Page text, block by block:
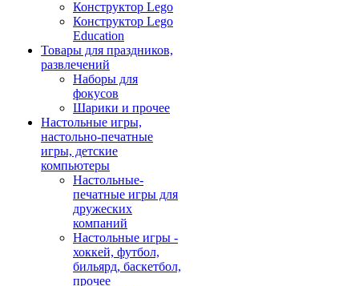
Конструктор Lego
Конструктор Lego
Education
Товары для праздников,
развлечений
Наборы для
фокусов
Шарики и прочее
Настольные игры,
настольно-печатные
игры, детские
компьютеры
Настольные-
печатные игры для
дружеских
компаний
Настольные игры -
хоккей, футбол,
бильярд, баскетбол,
прочее